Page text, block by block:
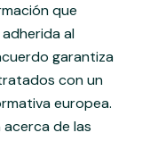
que
al
garantiza
con un
europea.
de las